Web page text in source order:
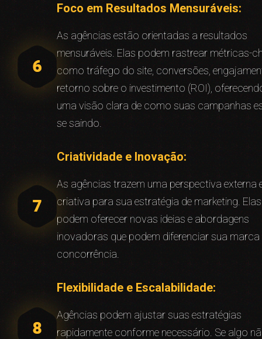
Foco em Resultados Mensuráveis:
As agências estão orientadas a resultados
mensuráveis. Elas podem rastrear métricas-
como tráfego do site, conversões,
retorno sobre o investimento (ROI),
uma visão clara de como suas campanhas
se saindo.
Criatividade e Inovação:
As agências trazem uma perspectiva externa
criativa para sua estratégia de marketing. Elas
podem oferecer novas ideias e abordagens
inovadoras que podem diferenciar sua marca
concorrência.
Flexibilidade e Escalabilidade:
Agências podem ajustar suas estratégias
rapidamente conforme necessário. Se algo